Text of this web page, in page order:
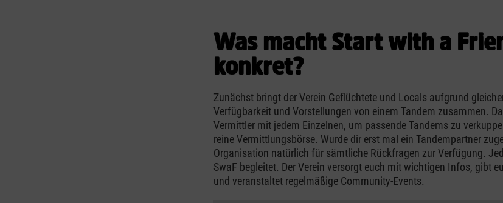
Was macht Start with a
konkret?
Zunächst bringt der Verein Geflüchtete und Locals aufgrund
Verfügbarkeit und Vorstellungen von einem Tandem zusammen.
Vermittler mit jedem Einzelnen, um passende Tandems zu
reine Vermittlungsbörse. Wurde dir erst mal ein Tandempartner
Organisation natürlich für sämtliche Rückfragen zur Verfügung.
SwaF begleitet. Der Verein versorgt euch mit wichtigen Infos, gibt
und veranstaltet regelmäßige Community-Events.